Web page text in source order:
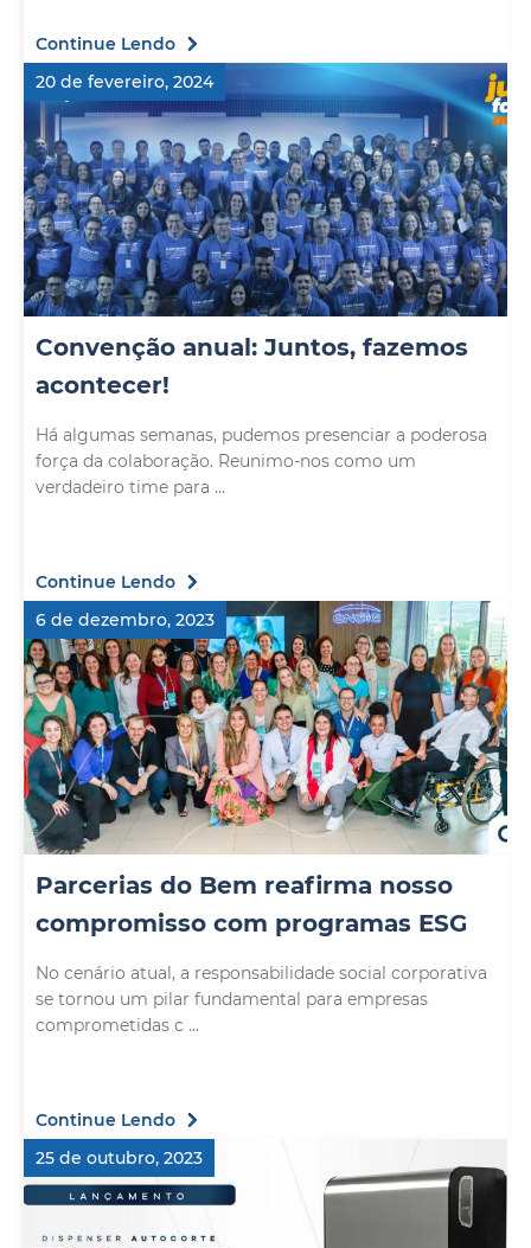
Continue Lendo
20 de fevereiro, 2024
Convenção anual: Juntos, fazemos
acontecer!
Há algumas semanas, pudemos presenciar a poderosa
força da colaboração. Reunimo-nos como um
verdadeiro time para ...
Continue Lendo
6 de dezembro, 2023
Parcerias do Bem reafirma nosso
compromisso com programas ESG
No cenário atual, a responsabilidade social corporativa
se tornou um pilar fundamental para empresas
comprometidas c ...
Continue Lendo
25 de outubro, 2023